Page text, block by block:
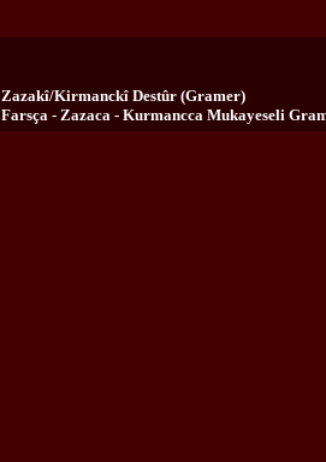
Zazakî/Kirmanckî Destûr (Gramer)
Farsça - Zazaca - Kurmancca Mukayeseli